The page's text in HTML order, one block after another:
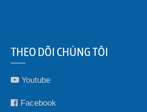
THEO DÕI CHÚNG TÔI
Youtube
Facebook